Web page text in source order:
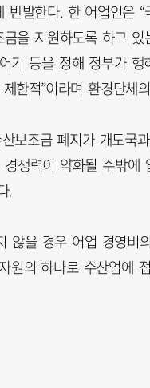
발한다. 한 어업인은
을 지원하도록 하고
기 등을 정해 정부가 행
한적”이라며 환경단체
보조금 폐지가 개도국
쟁력이 약화될 수밖에
.
않을 경우 어업 경영
의 하나로 수산업에